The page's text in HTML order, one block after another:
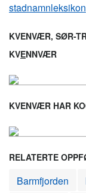
stadnamnleksikon
KVENVÆR, SØR-
KVENNVÆR
KVENVÆR HAR
RELATERTE
Barmfjorden